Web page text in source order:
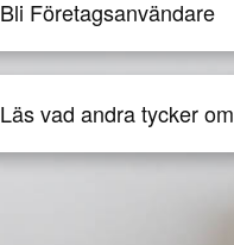
Bli Företagsanvändare
Läs vad andra tycker